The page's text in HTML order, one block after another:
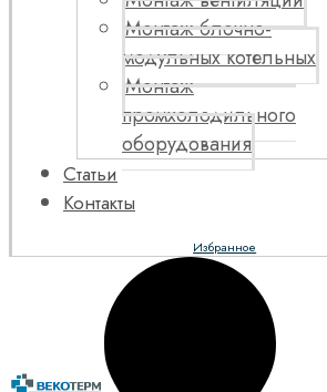
Монтаж блочно-
модульных котельных
Монтаж
промхолодильного
оборудования
Статьи
Контакты
Избранное